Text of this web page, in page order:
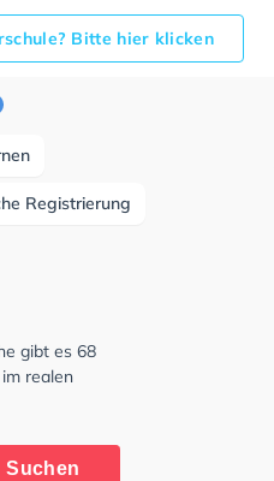
Bitte hier klicken
Registrierung
gibt es 68
realen
Suchen